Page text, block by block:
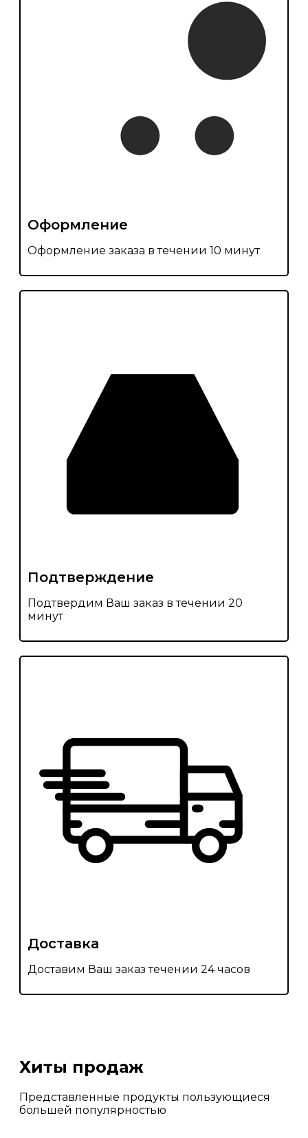
Оформление
Оформление заказа в течении 10 минут
Подтверждение
Подтвердим Ваш заказ в течении 20
минут
Доставка
Доставим Ваш заказ течении 24 часов
Хиты продаж
Представленные продукты пользующиеся
большей популярностью